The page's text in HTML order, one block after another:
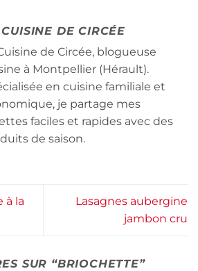
DE CIRCÉE
de Circée, blogueuse
à Montpellier (Hérault).
en cuisine familiale et
je partage mes
faciles et rapides avec des
de saison.
à la
Lasagnes aubergine
jambon cru
SUR “BRIOCHETTE”